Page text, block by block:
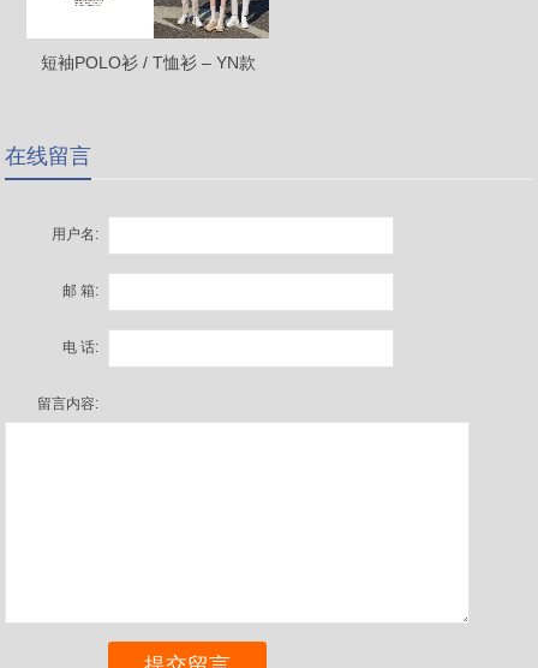
短袖POLO衫 / T恤衫 – YN款
在线留言
用户名:
邮 箱:
电 话:
留言内容: